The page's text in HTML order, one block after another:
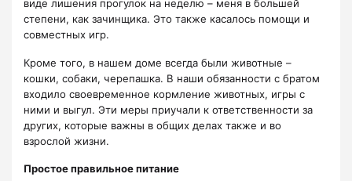
виде лишения прогулок на неделю – меня в большей
степени, как зачинщика. Это также касалось помощи и
совместных игр.
Кроме того, в нашем доме всегда были животные –
кошки, собаки, черепашка. В наши обязанности с братом
входило своевременное кормление животных, игры с
ними и выгул. Эти меры приучали к ответственности за
других, которые важны в общих делах также и во
взрослой жизни.
Простое правильное питание